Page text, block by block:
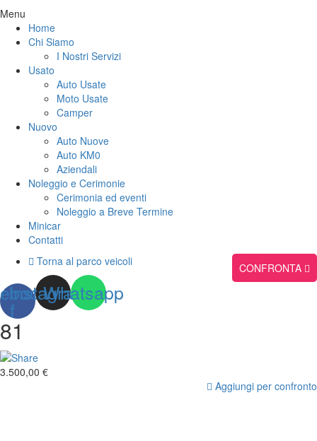
Menu
Home
Chi Siamo
I Nostri Servizi
Usato
Auto Usate
Moto Usate
Camper
Nuovo
Auto Nuove
Auto KM0
Aziendali
Noleggio e Cerimonie
Cerimonia ed eventi
Noleggio a Breve Termine
Minicar
Contatti
CONFRONTA
Torna al parco veicoli
f
Instagram
Whatsapp
81
3.500,00 €
Aggiungi per confronto